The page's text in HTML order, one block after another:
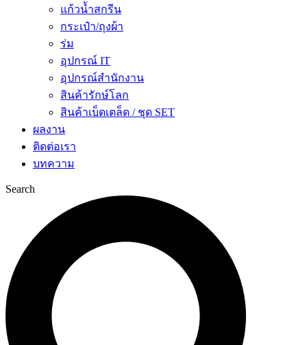
แก้วน้ำสกรีน
กระเป๋า/ถุงผ้า
ร่ม
อุปกรณ์ IT
อุปกรณ์สำนักงาน
สินค้ารักษ์โลก
สินค้าเบ็ดเตล็ด / ชุด SET
ผลงาน
ติดต่อเรา
บทความ
Search